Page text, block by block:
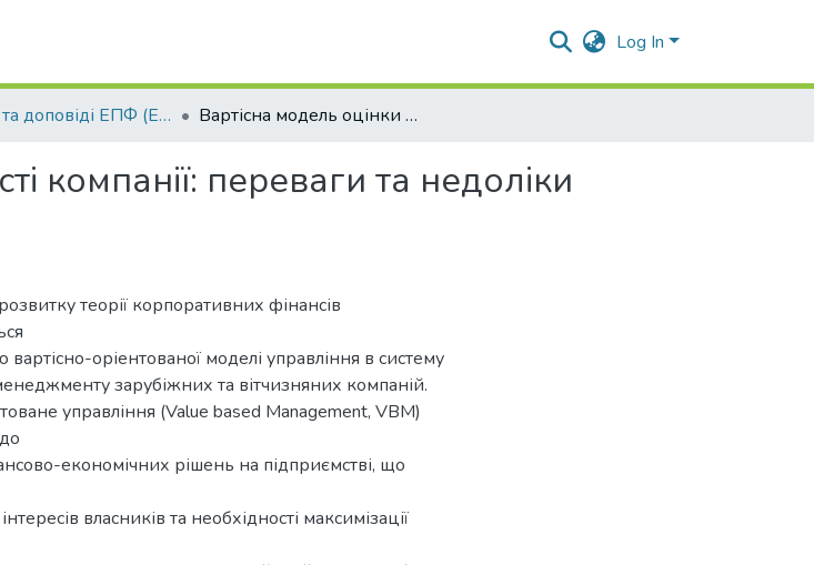
Log In
Статті та доповіді ЕПФ (Економічні науки) Вартісна модель оцінки діяльності компанії: переваги та недоліки використання
компанії: переваги та недоліки
теорії корпоративних фінансів
вартісно-оріентованої моделі управління в систему
зарубіжних та вітчизняних компаній.
управління (Value based Management, VBM)
економічних рішень на підприємстві, що
власників та необхідності максимізації